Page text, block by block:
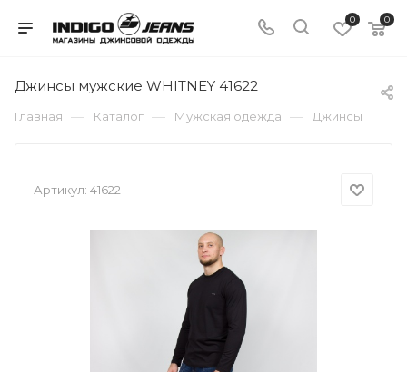
0 0
Джинсы мужские WHITNEY 41622
Главная — Каталог — Мужская одежда — Джинсы
Артикул: 41622